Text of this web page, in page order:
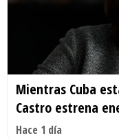
Mientras Cuba
Castro estrena
Hace 1 día